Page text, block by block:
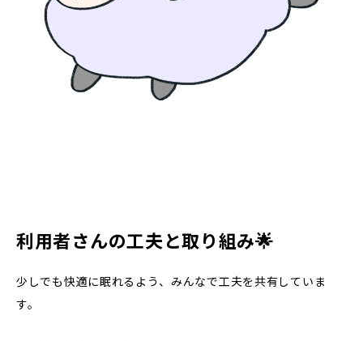
利用者さんの工夫と取り組み🌟
少しでも快適に眠れるよう、みんなで工夫を共有していま
す。